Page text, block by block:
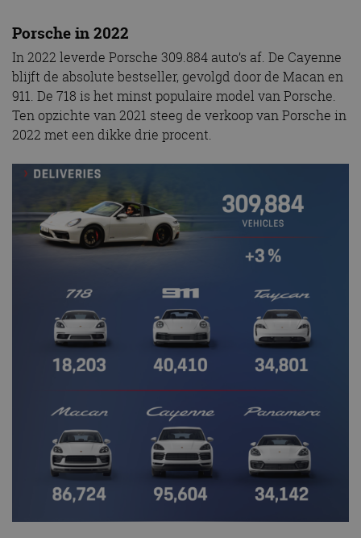
Porsche in 2022
In 2022 leverde Porsche 309.884 auto’s af. De Cayenne
blijft de absolute bestseller, gevolgd door de Macan en
911. De 718 is het minst populaire model van Porsche.
Ten opzichte van 2021 steeg de verkoop van Porsche in
2022 met een dikke drie procent.